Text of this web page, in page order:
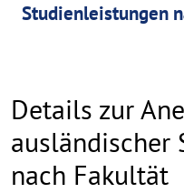
Studienleistungen
Details zur
ausländischer
nach Fakultät